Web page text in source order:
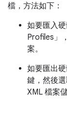
檔，方法如下：
如要匯入
Profiles」
案。
如要匯出
鍵，然後
XML 檔案